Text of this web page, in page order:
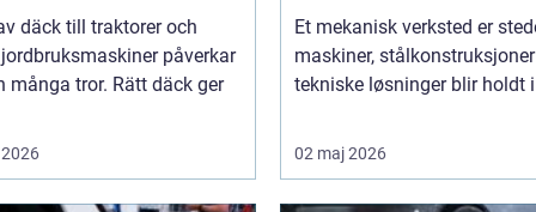
däck till traktorer och
påverkar
många tror. Rätt däck ger
Et mekanisk verksted er
maskiner,
tekniske løsninger blir holdt
02 maj 2026